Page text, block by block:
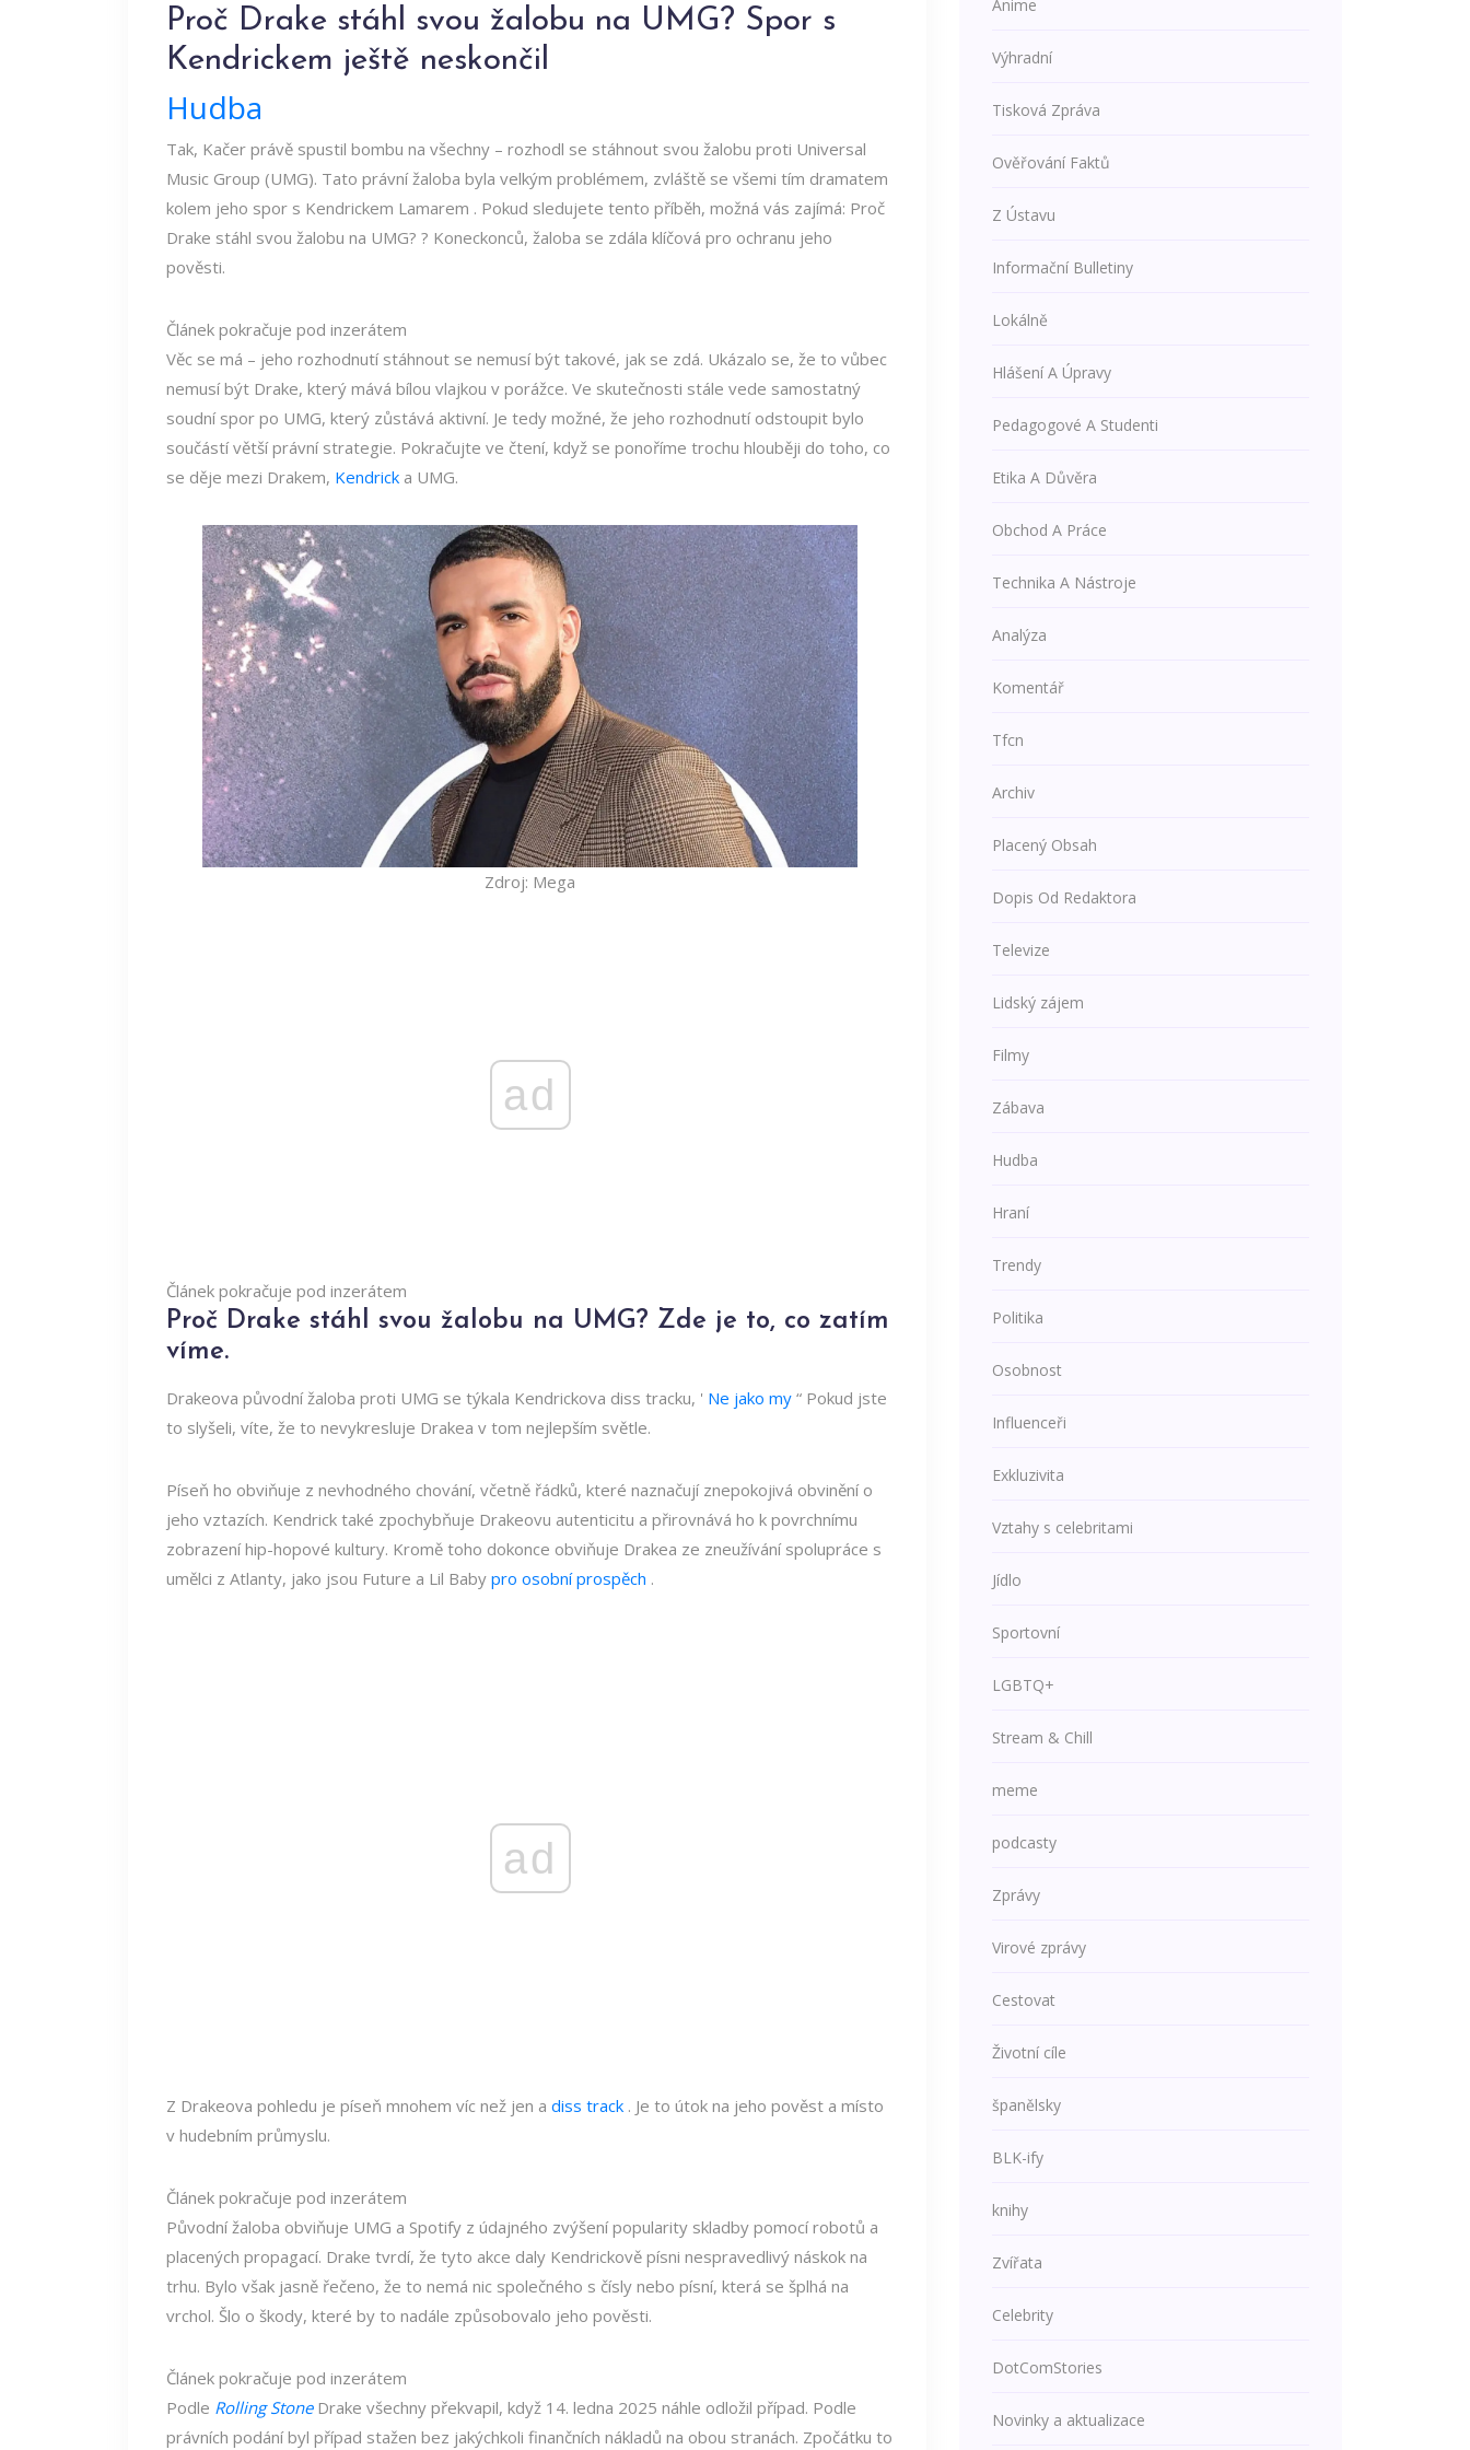
Proč Drake stáhl svou žalobu na UMG? Spor s
Kendrickem ještě neskončil
Hudba
Tak, Kačer právě spustil bombu na všechny – rozhodl se stáhnout svou žalobu proti Universal
Music Group (UMG). Tato právní žaloba byla velkým problémem, zvláště se všemi tím dramatem
kolem jeho spor s Kendrickem Lamarem . Pokud sledujete tento příběh, možná vás zajímá: Proč
Drake stáhl svou žalobu na UMG? ? Koneckonců, žaloba se zdála klíčová pro ochranu jeho
pověsti.
Článek pokračuje pod inzerátem
Věc se má – jeho rozhodnutí stáhnout se nemusí být takové, jak se zdá. Ukázalo se, že to vůbec
nemusí být Drake, který mává bílou vlajkou v porážce. Ve skutečnosti stále vede samostatný
soudní spor po UMG, který zůstává aktivní. Je tedy možné, že jeho rozhodnutí odstoupit bylo
součástí větší právní strategie. Pokračujte ve čtení, když se ponoříme trochu hlouběji do toho, co
se děje mezi Drakem, Kendrick a UMG.
Zdroj: Mega
ad
Článek pokračuje pod inzerátem
Proč Drake stáhl svou žalobu na UMG? Zde je to, co zatím
víme.
Drakeova původní žaloba proti UMG se týkala Kendrickova diss tracku, ' Ne jako my “ Pokud jste
to slyšeli, víte, že to nevykresluje Drakea v tom nejlepším světle.
Píseň ho obviňuje z nevhodného chování, včetně řádků, které naznačují znepokojivá obvinění o
jeho vztazích. Kendrick také zpochybňuje Drakeovu autenticitu a přirovnává ho k povrchnímu
zobrazení hip-hopové kultury. Kromě toho dokonce obviňuje Drakea ze zneužívání spolupráce s
umělci z Atlanty, jako jsou Future a Lil Baby pro osobní prospěch .
ad
Z Drakeova pohledu je píseň mnohem víc než jen a diss track . Je to útok na jeho pověst a místo
v hudebním průmyslu.
Článek pokračuje pod inzerátem
Původní žaloba obviňuje UMG a Spotify z údajného zvýšení popularity skladby pomocí robotů a
placených propagací. Drake tvrdí, že tyto akce daly Kendrickově písni nespravedlivý náskok na
trhu. Bylo však jasně řečeno, že to nemá nic společného s čísly nebo písní, která se šplhá na
vrchol. Šlo o škody, které by to nadále způsobovalo jeho pověsti.
Článek pokračuje pod inzerátem
Podle Rolling Stone Drake všechny překvapil, když 14. ledna 2025 náhle odložil případ. Podle
právních podání byl případ stažen bez jakýchkoli finančních nákladů na obou stranách. Zpočátku to
Anime
Výhradní
Tisková Zpráva
Ověřování Faktů
Z Ústavu
Informační Bulletiny
Lokálně
Hlášení A Úpravy
Pedagogové A Studenti
Etika A Důvěra
Obchod A Práce
Technika A Nástroje
Analýza
Komentář
Tfcn
Archiv
Placený Obsah
Dopis Od Redaktora
Televize
Lidský zájem
Filmy
Zábava
Hudba
Hraní
Trendy
Politika
Osobnost
Influenceři
Exkluzivita
Vztahy s celebritami
Jídlo
Sportovní
LGBTQ+
Stream & Chill
meme
podcasty
Zprávy
Virové zprávy
Cestovat
Životní cíle
španělsky
BLK-ify
knihy
Zvířata
Celebrity
DotComStories
Novinky a aktualizace